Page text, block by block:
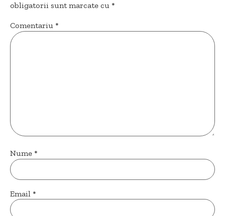
obligatorii sunt marcate cu *
Comentariu *
Nume *
Email *